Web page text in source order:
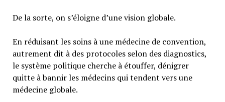
De la sorte, on s’éloigne d’une vision globale.
En réduisant les soins à une médecine de convention,
autrement dit à des protocoles selon des diagnostics,
le système politique cherche à étouffer, dénigrer
quitte à bannir les médecins qui tendent vers une
médecine globale.